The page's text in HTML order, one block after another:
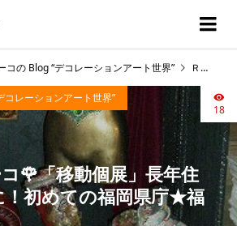
🌹「移動個展」長年住
初めての福岡県庁★福
コレーションアート世界”
18
コの Blog “デコレーションアート世界” Ｒｏｓｅヨーコ🌹「移動個展」長年住んでいるのに！初めての福岡県庁★福岡よかとこ♥